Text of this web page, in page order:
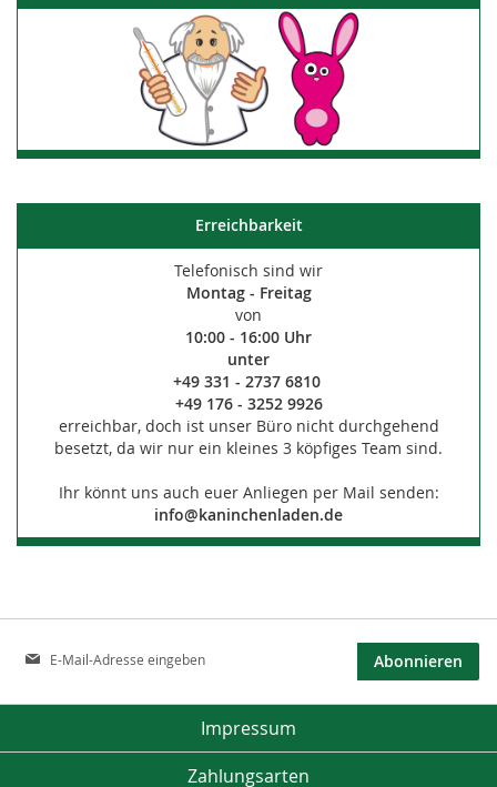
Erreichbarkeit
Telefonisch sind wir
Montag - Freitag
von
10:00 - 16:00 Uhr
unter
+49 331 - 2737 6810
+49 176 - 3252 9926
erreichbar, doch ist unser Büro nicht durchgehend
besetzt, da wir nur ein kleines 3 köpfiges Team sind.
Ihr könnt uns auch euer Anliegen per Mail senden:
info@kaninchenladen.de
Anmeldung
Abonnieren
Impressum
Zahlungsarten